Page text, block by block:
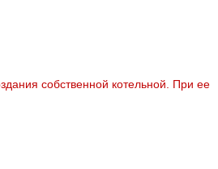
собственной котельной. При ее